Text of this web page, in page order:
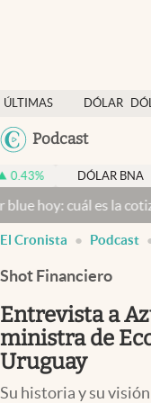
ÚLTIMAS
NOTICIAS
DÓLAR
Podcast
Dólar
Members
Economía y Política
Finanzas y Mercados
Mercados Online
Negocios
Columnistas
Otras secciones
Apertura
DÓLAR BNA $ 1520
es la cotización
El Cronista Podcast
Shot Financiero
Entrevista a
ministra de
Uruguay
Su historia y su